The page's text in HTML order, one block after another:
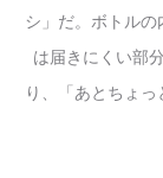
シ」だ。ボトル
は届きにくい部
り、「あとちょ